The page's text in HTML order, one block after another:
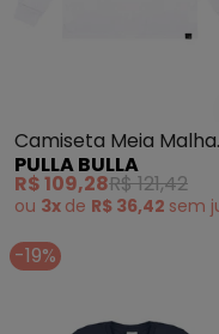
Camiseta Meia Malha
(Branco)
PULLA BULLA
R$ 109,28R$ 121,42
ou 3x de R$ 36,42 sem
-19%